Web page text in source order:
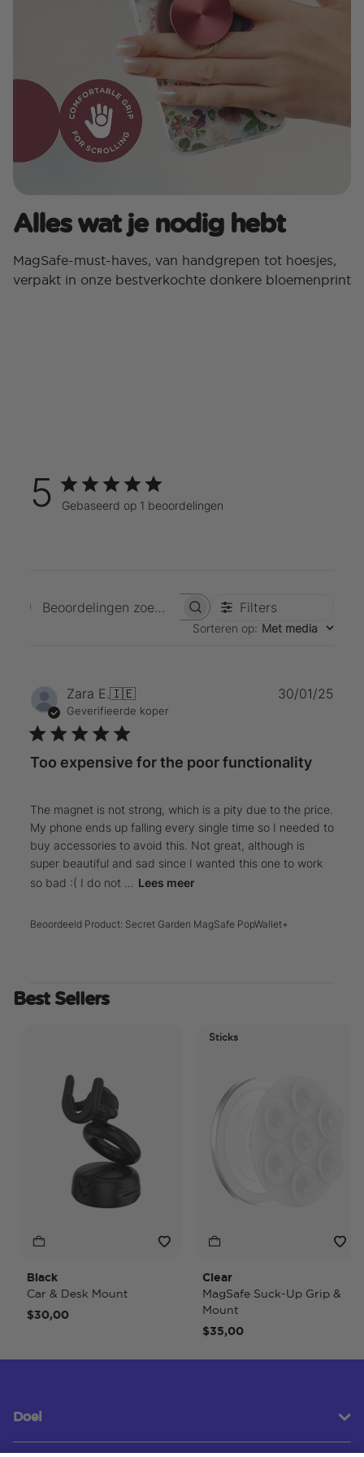
Alles wat je nodig hebt
MagSafe-must-haves, van handgrepen tot hoesjes,
verpakt in onze bestverkochte donkere bloemenprint
5 Gebaseerd op 1 beoordelingen
Beoordelingen zoekenFilters
Sorteren op: Met media
Zara E.🇮🇪
Geverifieerde koper
Too expensive for the poor functionality
The magnet is not strong, which is a pity due to the price.
My phone ends up falling every single time so I needed to
buy accessories to avoid this. Not great, although is
super beautiful and sad since I wanted this one to work
so bad :( I do not ...
Lees meer
Beoordeeld Product: Secret Garden MagSafe PopWallet+
30/01/25
Best Sellers
Black
Car & Desk Mount
$30,00
Sticks
Clear
MagSafe Suck-Up Grip &
Mount
$35,00
Doel